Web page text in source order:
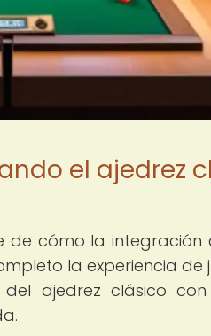
el ajedrez
de cómo la
la experiencia de
ajedrez clásico